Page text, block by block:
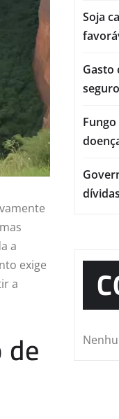
a
exige
a
Soja
Gasto